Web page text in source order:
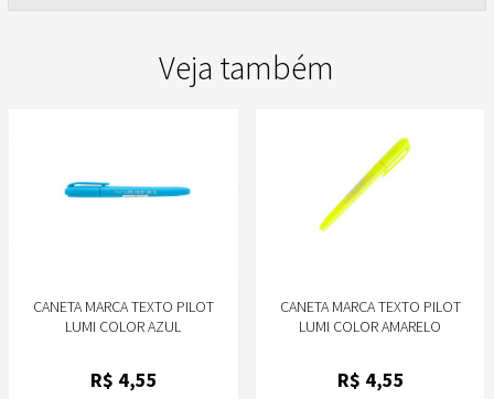
Veja também
CANETA MARCA TEXTO PILOT
LUMI COLOR AZUL
R$ 4,55
CANETA MARCA TEXTO PILOT
LUMI COLOR AMARELO
R$ 4,55